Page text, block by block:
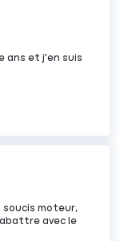
ans et j'en suis
soucis moteur,
avec le